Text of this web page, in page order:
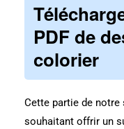
PDF de
colorier
Cette partie de notre
souhaitant offrir un